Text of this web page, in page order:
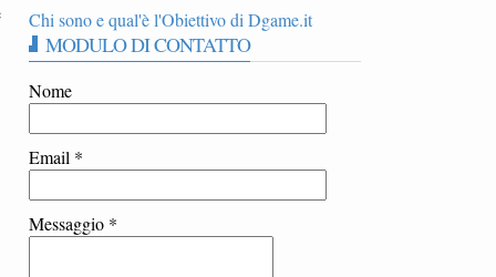
Chi sono e qual'è l'Obiettivo di Dgame.it
MODULO DI CONTATTO
Nome
Email *
Messaggio *